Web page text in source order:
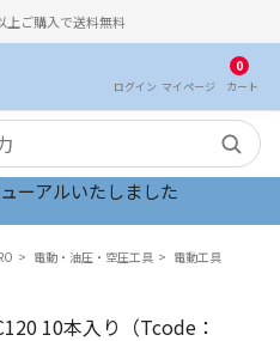
上ご購入で送料無料
ログイン マイ ページ
0
カート
ーアルいたしました
電動・油圧・空圧工具
電動工具
10本入り（Tcode：